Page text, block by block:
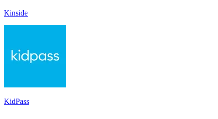
Kinside
KidPass